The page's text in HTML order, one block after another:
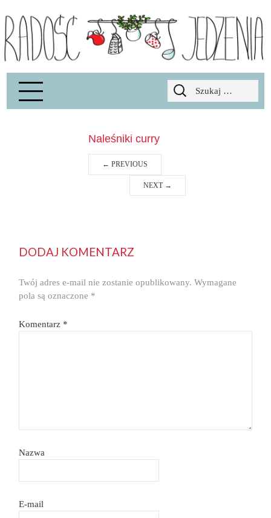
Radość Jedzenia – blog kulinarny
Szukaj:
Naleśniki curry
← PREVIOUS
NEXT →
DODAJ KOMENTARZ
Twój adres e-mail nie zostanie opublikowany. Wymagane
pola są oznaczone *
Komentarz *
Nazwa
E-mail